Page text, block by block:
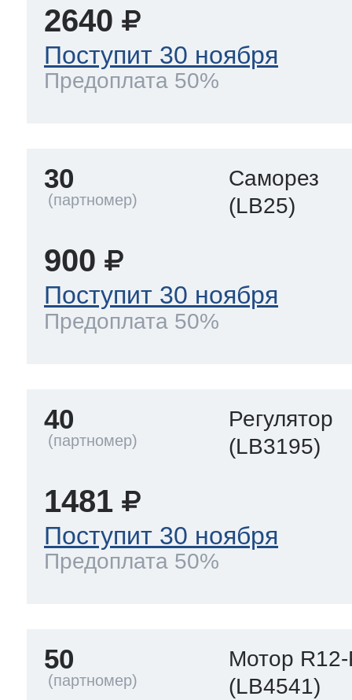
2640
Поступит 30 ноября
Предоплата 50%
30
Саморез
(LB25)
900
Поступит 30 ноября
Предоплата 50%
40
Регулятор
(LB3195)
1481
Поступит 30 ноября
Предоплата 50%
50
Мотор
(LB4541)